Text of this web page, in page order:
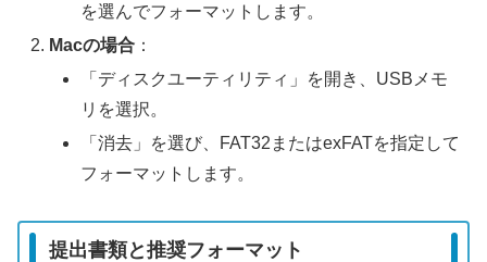
を選んでフォーマットします。
Macの場合 ：
「ディスクユーティリティ」を開き、USBメモ
リを選択。
「消去」を選び、FAT32またはexFATを指定して
フォーマットします。
提出書類と推奨フォーマット